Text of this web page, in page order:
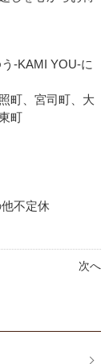
-KAMI YOU-に
町、宮司町、大
町
不定休
次へ